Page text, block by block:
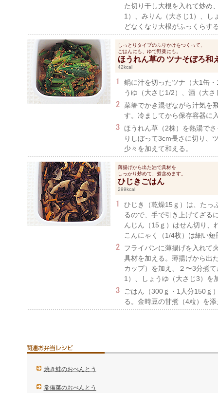
た切り干し大根を入れて炒め
1）、みりん（大さじ1）、し
どなくなり大根がふっくらす
しっとりタイプのふりかけをつくって、
ごはんにも、ゆで野菜にも。
ほうれん草の ツナそぼろ和
42kcal
鍋に汁を切ったツナ（大1缶
うゆ（大さじ1/2）、酒（大
菜箸でかき混ぜながら汁気を
す。冷ましてから保存容器に
ほうれん草（2株）を熱湯で
りしぼって3cm長さに切り、
少々を加えて和える。
薄揚げから出た油で具材を
しっかり炒めて、煮含めます。
ひじきごはん
299kcal
ひじき（乾燥15ｇ）は、たっ
るので、手で引き上げてざる
んじん（15ｇ）はせん切り、
こんにゃく（1/4枚）は細い短
フライパンに薄揚げを入れて
具材を加える。薄揚げから出
カップ）を加え、２〜3分煮
1）、しょうゆ（大さじ3）を
ごはん（300ｇ・1人分150ｇ
る。金時豆の甘煮（4粒）を
焼き鮭のおべんとう
常備菜のおべんとう